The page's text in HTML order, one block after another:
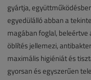
gyártja,
egyedülálló abban a
magában foglal,
öblítés jellemezi,
maximális higiéniát és
gyorsan és egyszerűen